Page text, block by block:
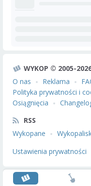
WYKOP © 2005-
O nas
Reklama
Polityka prywatności i
Osiągnięcia
RSS
Wykopane
Ustawienia prywatności